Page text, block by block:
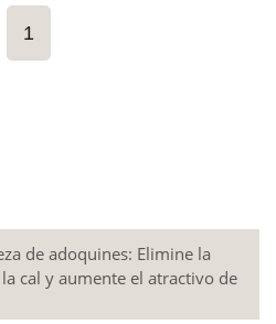
1
de adoquines: Elimine la
cal y aumente el atractivo de